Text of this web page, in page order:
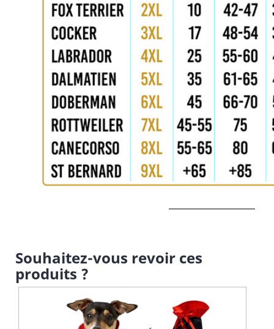
Souhaitez-vous revoir ces
produits ?